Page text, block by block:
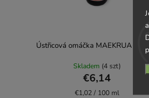
Ústřicová omáčka MAEKRUA 600
Skladem (4 szt)
€6,14
€1,02 / 100 ml